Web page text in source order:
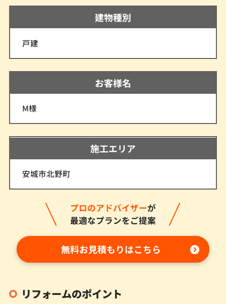
建物種別
戸建
お客様名
M様
施工エリア
安城市北野町
プロのアドバイザーが
最適なプランをご提案
無料お見積もりはこちら
リフォームのポイント